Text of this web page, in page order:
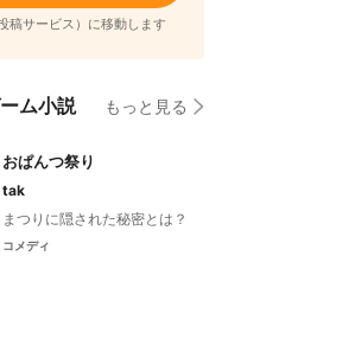
稿サービス）に移動します
ム小説 もっと見る
おぱんつ祭り
tak
まつりに隠された秘密とは？
コメディ